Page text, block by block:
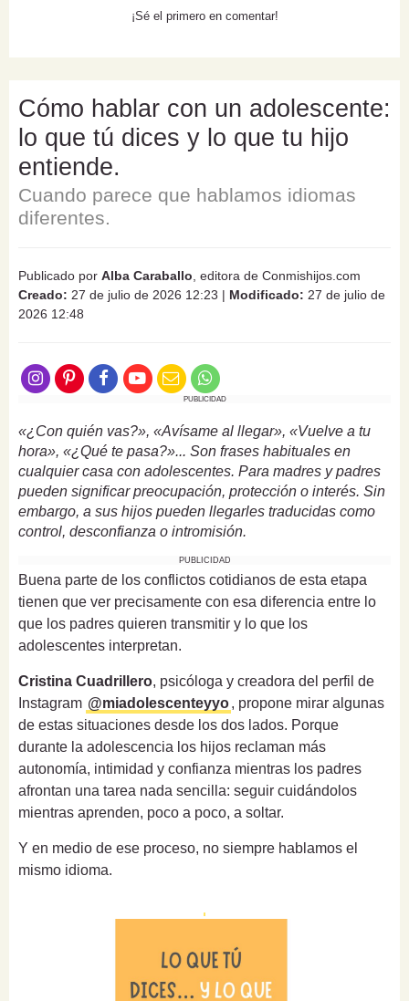
¡Sé el primero en comentar!
Cómo hablar con un adolescente:
lo que tú dices y lo que tu hijo
entiende.
Cuando parece que hablamos idiomas
diferentes.
Publicado por Alba Caraballo , editora de Conmishijos.com
Creado: 27 de julio de 2026 12:23 | Modificado: 27 de julio de
2026 12:48
PUBLICIDAD
«¿Con quién vas?», «Avísame al llegar», «Vuelve a tu
hora», «¿Qué te pasa?»... Son frases habituales en
cualquier casa con adolescentes. Para madres y padres
pueden significar preocupación, protección o interés. Sin
embargo, a sus hijos pueden llegarles traducidas como
control, desconfianza o intromisión.
PUBLICIDAD
Buena parte de los conflictos cotidianos de esta etapa
tienen que ver precisamente con esa diferencia entre lo
que los padres quieren transmitir y lo que los
adolescentes interpretan.
Cristina Cuadrillero, psicóloga y creadora del perfil de
Instagram @miadolescenteyyo, propone mirar algunas
de estas situaciones desde los dos lados. Porque
durante la adolescencia los hijos reclaman más
autonomía, intimidad y confianza mientras los padres
afrontan una tarea nada sencilla: seguir cuidándolos
mientras aprenden, poco a poco, a soltar.
Y en medio de ese proceso, no siempre hablamos el
mismo idioma.